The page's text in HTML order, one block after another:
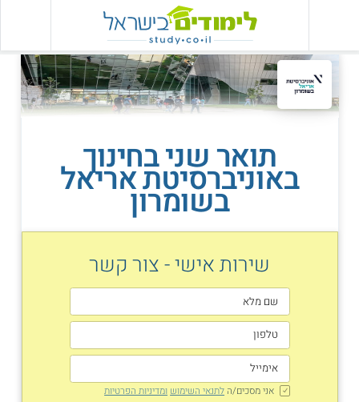
תואר שני בחינוך
באוניברסיטת אריאל
בשומרון
שירות אישי - צור קשר
אני מסכים/ה לתנאי השימוש ומדיניות הפרטיות